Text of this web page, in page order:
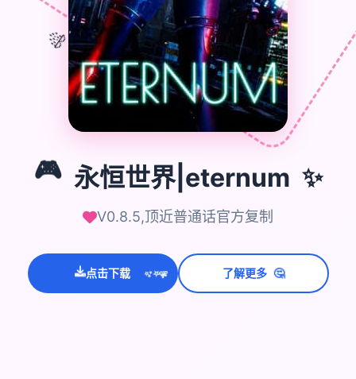
🎮
🎮 永恒世界|eternum ✨
V0.8.5,顶近普通话官方复制
点击下载 ✨
⭐
💫 了解更多 🤔
🎊